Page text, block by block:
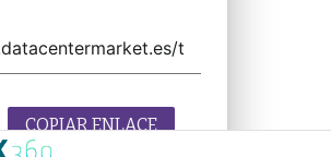
COPIAR ENLACE